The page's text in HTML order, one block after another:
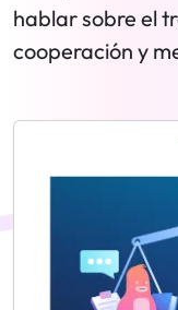
hablar sobre el
cooperación y